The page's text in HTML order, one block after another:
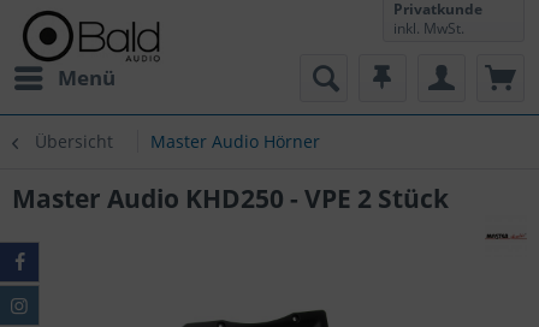
Menü
Privatkunde
inkl. MwSt.
Übersicht Master Audio Hörner
Master Audio KHD250 - VPE 2 Stück